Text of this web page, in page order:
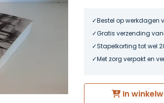
Bestel op werkdagen
Gratis verzending
Stapelkorting tot wel
Met zorg verpakt en
In